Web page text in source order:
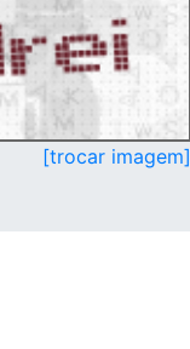
[trocar imagem]